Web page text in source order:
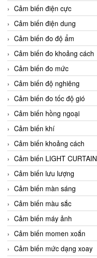
Cảm biến điện cực
Cảm biến điện dung
Cảm biến đo độ ẩm
Cảm biến đo khoảng cách
Cảm biến đo mức
Cảm biến độ nghiêng
Cảm biến đo tốc độ gió
Cảm biến hồng ngoại
Cảm biến khí
Cảm biến khoảng cách
Cảm biến LIGHT CURTAIN
Cảm biến lưu lượng
Cảm biến màn sáng
Cảm biến màu sắc
Cảm biến máy ảnh
Cảm biến momen xoắn
Cảm biến mức dạng xoay